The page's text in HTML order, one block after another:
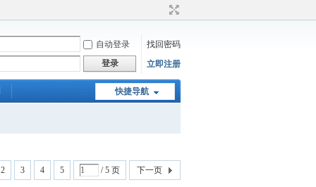
自动登录
找回密码
登录
立即注册
快捷导航
2 3 4 5 / 5 页 下一页